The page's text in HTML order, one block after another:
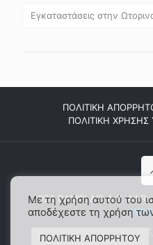
Εγκαταστάσεις στην
ΠΟΛΙΤΙΚΗ
ΠΟΛΙΤΙΚΗ
2026 DAMPLAID Α.Ε. All
WP
Με τη χρήση αυτού του
αποδέχεστε τη χρήση
ΠΟΛΙΤΙΚΗ ΑΠΟΡΡΗΤΟΥ